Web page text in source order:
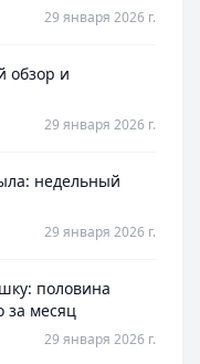
29 января 2026 г.
обзор и
29 января 2026 г.
недельный
29 января 2026 г.
половина
за месяц
29 января 2026 г.